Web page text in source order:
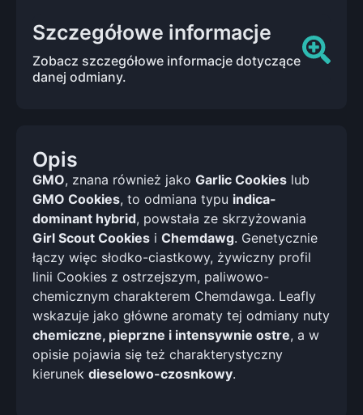
Opis
GMO, znana również jako Garlic Cookies lub
GMO Cookies, to odmiana typu indica-
dominant hybrid, powstała ze skrzyżowania
Girl Scout Cookies i Chemdawg. Genetycznie
łączy więc słodko-ciastkowy, żywiczny profil
linii Cookies z ostrzejszym, paliwowo-
chemicznym charakterem Chemdawga. Leafly
wskazuje jako główne aromaty tej odmiany nuty
chemiczne, pieprzne i intensywnie ostre, a w
opisie pojawia się też charakterystyczny
kierunek dieselowo-czosnkowy.
Szczegółowe informacje
Zobacz szczegółowe informacje dotyczące
danej odmiany.